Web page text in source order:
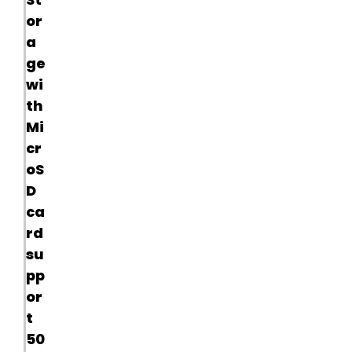
or
a
ge
wi
th
Mi
cr
oS
D
ca
rd
su
pp
or
t
50